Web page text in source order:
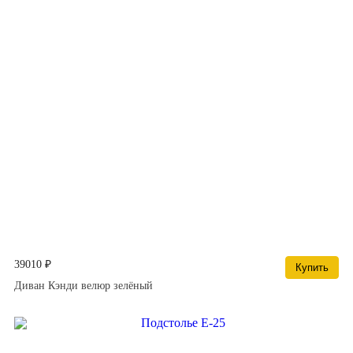
39010 ₽
Купить
Диван Кэнди велюр зелёный